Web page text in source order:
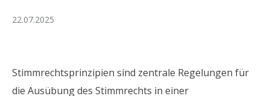
22.07.2025
Stimmrechtsprinzipien sind zentrale Regelungen für
die Ausübung des Stimmrechts in einer